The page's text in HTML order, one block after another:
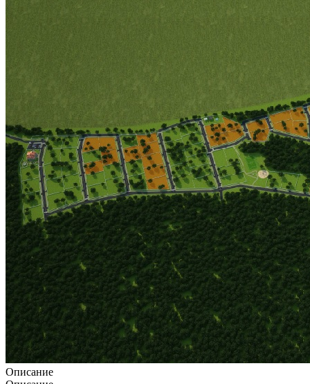
Описание